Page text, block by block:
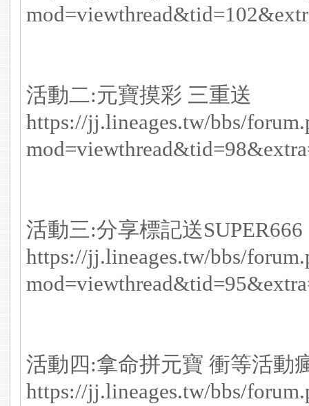
活動二:元寶摸彩 三重送
https://jj.lineages.tw/bbs/
活動三:分享標記送SUPER666
https://jj.lineages.tw/bbs/
活動四:拿命拼元寶 衝等活動
https://jj.lineages.tw/bbs/